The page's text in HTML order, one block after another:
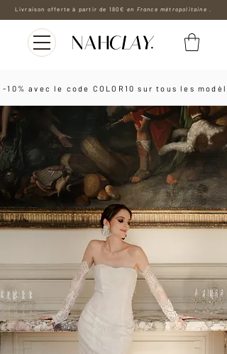
Livraison offerte à partir de 180€ en France métropolitaine .
-10% avec le code COLOR10 sur tous les